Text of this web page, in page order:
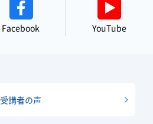
Facebook YouTube
受講者の声